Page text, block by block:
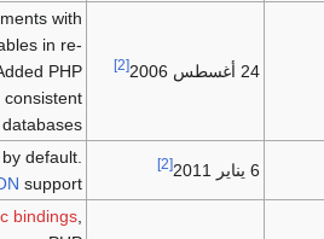
Performance improvements with
introduction of compiler variables in re-
engineered PHP Engine.
[7]Added PHP
Data Objects (PDO) as a consistent
interface for accessing databases.
Enabled the filter extension by default.
JSON
Namespace